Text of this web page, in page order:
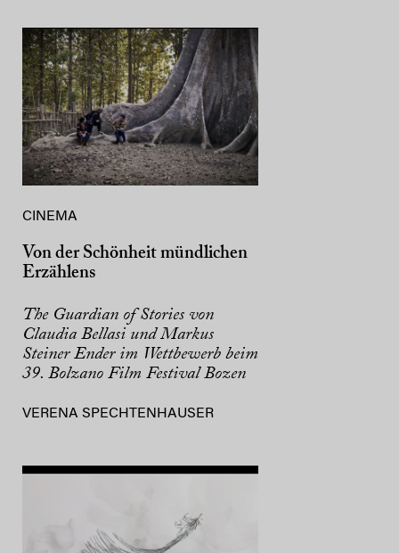
CINEMA
Von der Schönheit mündlichen
Erzählens
The Guardian of Stories von
Claudia Bellasi und Markus
Steiner Ender im Wettbewerb beim
39. Bolzano Film Festival Bozen
VERENA SPECHTENHAUSER